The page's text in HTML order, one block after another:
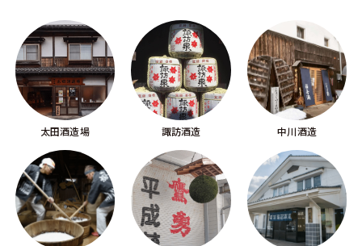
太田酒造場 諏訪酒造 中川酒造